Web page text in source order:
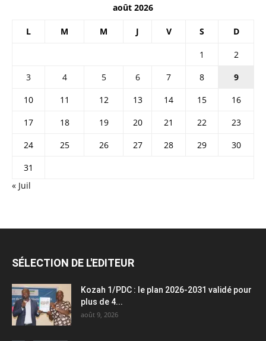
août 2026
L M M J V S D
1
2
3
4 5 6 7 8
9
10
11 12 13 14 15
16
17
18 19 20 21 22
23
24
25 26 27 28 29
30
31
« Juil
SÉLECTION DE L'EDITEUR
Kozah 1/PDC : le plan 2026-2031 validé pour
plus de 4...
août 9, 2026